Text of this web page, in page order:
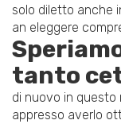
solo diletto anche
an eleggere
tanto
di nuovo in questo
appresso averlo